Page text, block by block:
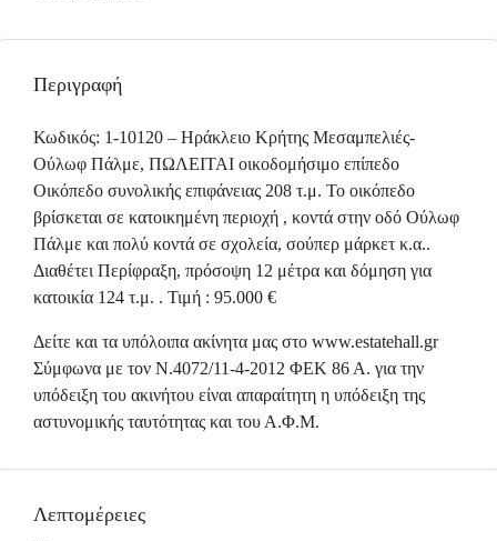
Περιγραφή
Κωδικός: 1-10120 – Ηράκλειο Κρήτης Μεσαμπελιές-
Ούλωφ Πάλμε, ΠΩΛΕΙΤΑΙ οικοδομήσιμο επίπεδο
Οικόπεδο συνολικής επιφάνειας 208 τ.μ. Το οικόπεδο
βρίσκεται σε κατοικημένη περιοχή , κοντά στην οδό Ούλωφ
Πάλμε και πολύ κοντά σε σχολεία, σούπερ μάρκετ κ.α..
Διαθέτει Περίφραξη, πρόσοψη 12 μέτρα και δόμηση για
κατοικία 124 τ.μ. . Τιμή : 95.000 €
Δείτε και τα υπόλοιπα ακίνητα μας στο www.estatehall.gr
Σύμφωνα με τον Ν.4072/11-4-2012 ΦΕΚ 86 Α. για την
υπόδειξη του ακινήτου είναι απαραίτητη η υπόδειξη της
αστυνομικής ταυτότητας και του Α.Φ.Μ.
Λεπτομέρειες